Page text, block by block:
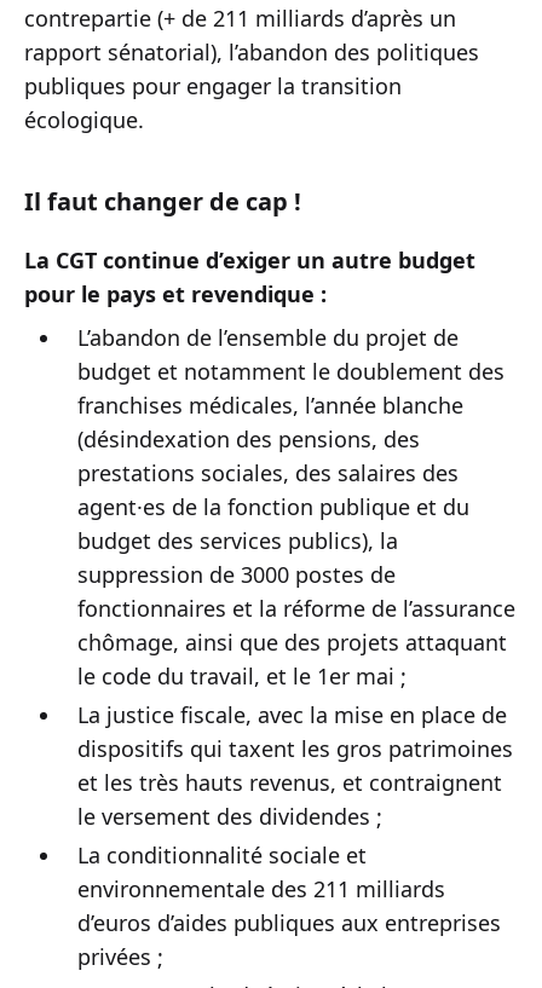
contrepartie (+ de 211 milliards d’après un
rapport sénatorial), l’abandon des politiques
publiques pour engager la transition
écologique.
Il faut changer de cap !
La CGT continue d’exiger un autre budget
pour le pays et revendique :
L’abandon de l’ensemble du projet de
budget et notamment le doublement des
franchises médicales, l’année blanche
(désindexation des pensions, des
prestations sociales, des salaires des
agent·es de la fonction publique et du
budget des services publics), la
suppression de 3000 postes de
fonctionnaires et la réforme de l’assurance
chômage, ainsi que des projets attaquant
le code du travail, et le 1er mai ;
La justice fiscale, avec la mise en place de
dispositifs qui taxent les gros patrimoines
et les très hauts revenus, et contraignent
le versement des dividendes ;
La conditionnalité sociale et
environnementale des 211 milliards
d’euros d’aides publiques aux entreprises
privées ;